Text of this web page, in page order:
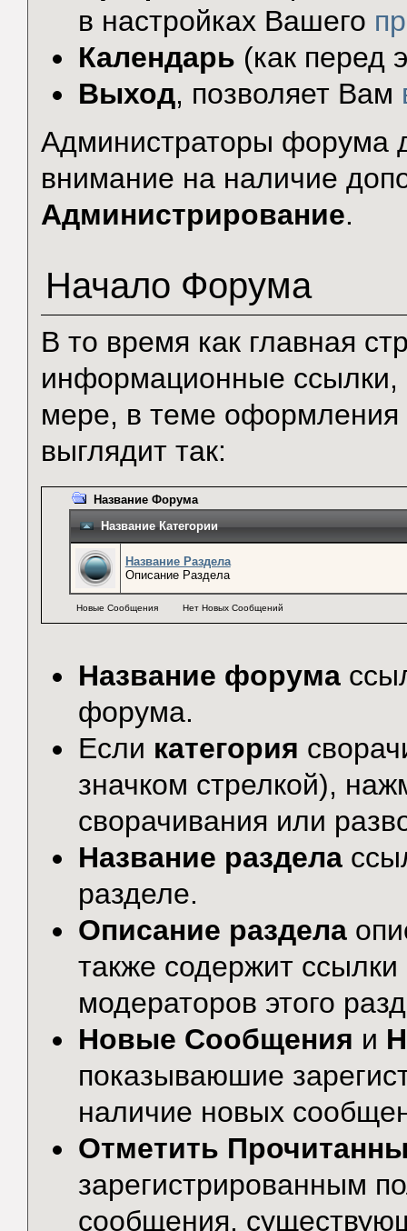
в настройках Вашего
Календарь (как перед
Выход, позволяет Вам
Администраторы форума
внимание на наличие
Администрирование.
Начало Форума
В то время как главная
информационные ссылки,
мере, в теме
выглядит так:
Название Форума
Название Категории
Название Раздела
Описание Раздела
Новые Сообщения Нет Новых Сообщений
Название форума
форума.
Если категория
значком стрелкой),
сворачивания или
Название раздела
разделе.
Описание раздела
также содержит
модераторов этого
Новые Сообщения и
показываюшие
наличие новых
Отметить
зарегистрированным
сообщения,